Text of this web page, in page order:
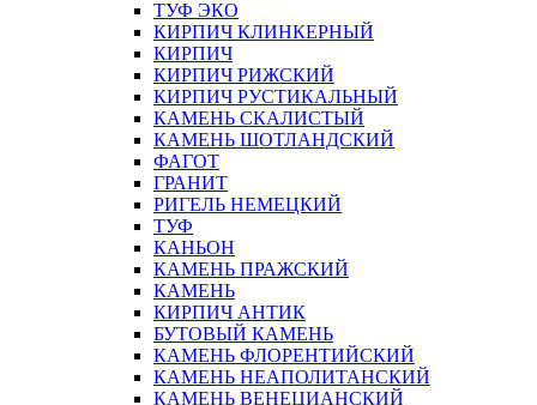
ТУФ ЭКО
КИРПИЧ КЛИНКЕРНЫЙ
КИРПИЧ
КИРПИЧ РИЖСКИЙ
КИРПИЧ РУСТИКАЛЬНЫЙ
КАМЕНЬ СКАЛИСТЫЙ
КАМЕНЬ ШОТЛАНДСКИЙ
ФАГОТ
ГРАНИТ
РИГЕЛЬ НЕМЕЦКИЙ
ТУФ
КАНЬОН
КАМЕНЬ ПРАЖСКИЙ
КАМЕНЬ
КИРПИЧ АНТИК
БУТОВЫЙ КАМЕНЬ
КАМЕНЬ ФЛОРЕНТИЙСКИЙ
КАМЕНЬ НЕАПОЛИТАНСКИЙ
КАМЕНЬ ВЕНЕЦИАНСКИЙ